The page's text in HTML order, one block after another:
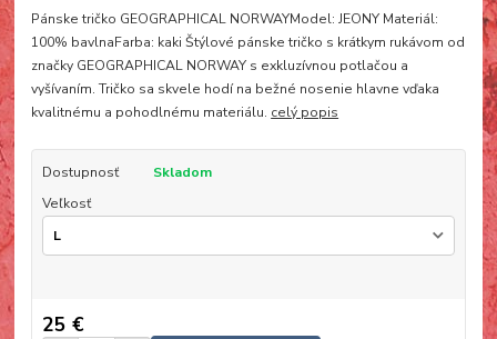
Pánske tričko GEOGRAPHICAL NORWAYModel: JEONY Materiál:
100% bavlnaFarba: kaki Štýlové pánske tričko s krátkym rukávom od
značky GEOGRAPHICAL NORWAY s exkluzívnou potlačou a
vyšívaním. Tričko sa skvele hodí na bežné nosenie hlavne vďaka
kvalitnému a pohodlnému materiálu. celý popis
Dostupnosť
Skladom
Veľkosť
25 €